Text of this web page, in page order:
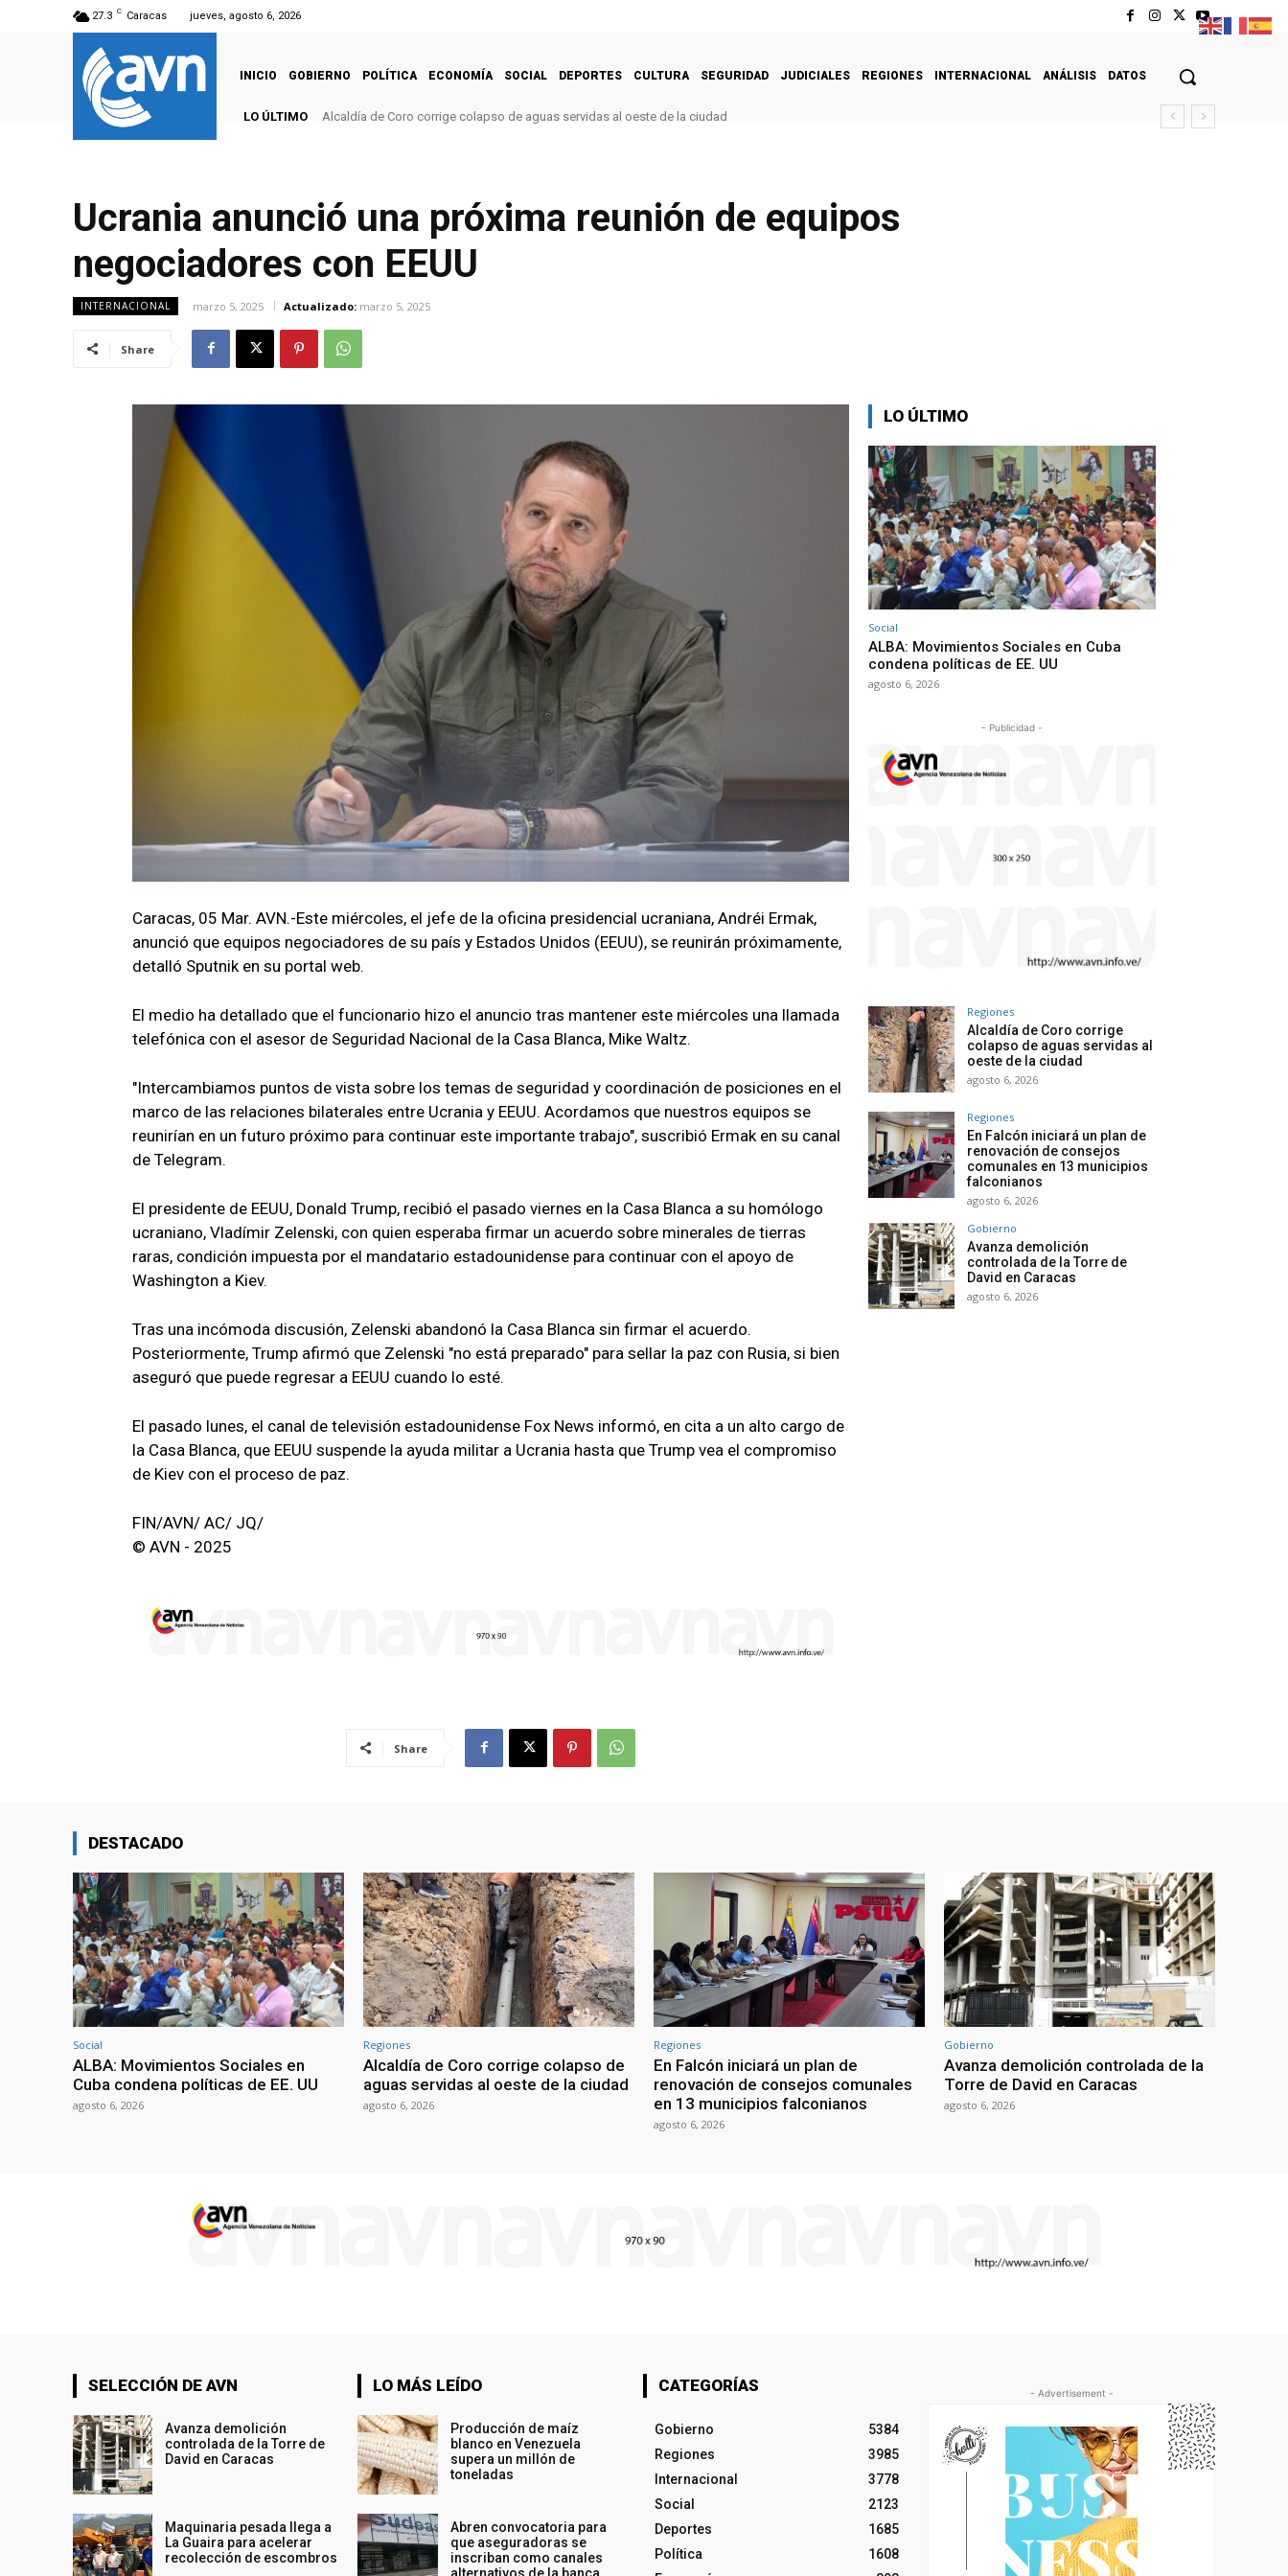
27.3 C Caracas jueves, agosto 6, 2026
INICIO GOBIERNO POLÍTICA ECONOMÍA SOCIAL DEPORTES CULTURA SEGURIDAD JUDICIALES REGIONES INTERNACIONAL ANÁLISIS DATOS
LO ÚLTIMO Alcaldía de Coro corrige colapso de aguas servidas al oeste de la ciudad
Ucrania anunció una próxima reunión de equipos
negociadores con EEUU
INTERNACIONAL marzo 5, 2025 Actualizado: marzo 5, 2025
Share
Caracas, 05 Mar. AVN.-Este miércoles, el jefe de la oficina presidencial ucraniana, Andréi Ermak,
anunció que equipos negociadores de su país y Estados Unidos (EEUU), se reunirán próximamente,
detalló Sputnik en su portal web.
El medio ha detallado que el funcionario hizo el anuncio tras mantener este miércoles una llamada
telefónica con el asesor de Seguridad Nacional de la Casa Blanca, Mike Waltz.
"Intercambiamos puntos de vista sobre los temas de seguridad y coordinación de posiciones en el
marco de las relaciones bilaterales entre Ucrania y EEUU. Acordamos que nuestros equipos se
reunirían en un futuro próximo para continuar este importante trabajo", suscribió Ermak en su canal
de Telegram.
El presidente de EEUU, Donald Trump, recibió el pasado viernes en la Casa Blanca a su homólogo
ucraniano, Vladímir Zelenski, con quien esperaba firmar un acuerdo sobre minerales de tierras
raras, condición impuesta por el mandatario estadounidense para continuar con el apoyo de
Washington a Kiev.
Tras una incómoda discusión, Zelenski abandonó la Casa Blanca sin firmar el acuerdo.
Posteriormente, Trump afirmó que Zelenski "no está preparado" para sellar la paz con Rusia, si bien
aseguró que puede regresar a EEUU cuando lo esté.
El pasado lunes, el canal de televisión estadounidense Fox News informó, en cita a un alto cargo de
la Casa Blanca, que EEUU suspende la ayuda militar a Ucrania hasta que Trump vea el compromiso
de Kiev con el proceso de paz.
FIN/AVN/ AC/ JQ/
© AVN - 2025
Share
LO ÚLTIMO
Social
ALBA: Movimientos Sociales en Cuba
condena políticas de EE. UU
agosto 6, 2026
- Publicidad -
Regiones
Alcaldía de Coro corrige
colapso de aguas servidas al
oeste de la ciudad
agosto 6, 2026
Regiones
En Falcón iniciará un plan de
renovación de consejos
comunales en 13 municipios
falconianos
agosto 6, 2026
Gobierno
Avanza demolición
controlada de la Torre de
David en Caracas
agosto 6, 2026
DESTACADO
Social
ALBA: Movimientos Sociales en
Cuba condena políticas de EE. UU
agosto 6, 2026
Regiones
Alcaldía de Coro corrige colapso de
aguas servidas al oeste de la ciudad
agosto 6, 2026
Regiones
En Falcón iniciará un plan de
renovación de consejos comunales
en 13 municipios falconianos
agosto 6, 2026
Gobierno
Avanza demolición controlada de la
Torre de David en Caracas
agosto 6, 2026
SELECCIÓN DE AVN
Avanza demolición
controlada de la Torre de
David en Caracas
Maquinaria pesada llega a
La Guaira para acelerar
recolección de escombros
LO MÁS LEÍDO
Producción de maíz
blanco en Venezuela
supera un millón de
toneladas
Abren convocatoria para
que aseguradoras se
inscriban como canales
CATEGORÍAS
Gobierno
5384
Regiones
3985
Internacional
3778
Social
2123
Deportes
1685
Política
1608
- Advertisement -